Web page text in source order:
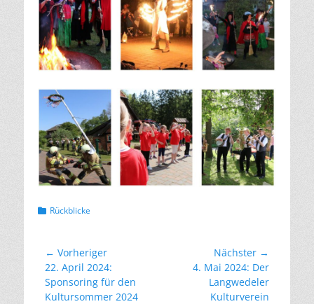
Kategorien
Rückblicke
Beitragsnavigation
← Vorheriger
Vorheriger
Beitrag:
22. April 2024:
Sponsoring für den
Kultursommer 2024
Nächster →
Nächster4. Mai 2024: Der
Langwedeler
Kulturverein